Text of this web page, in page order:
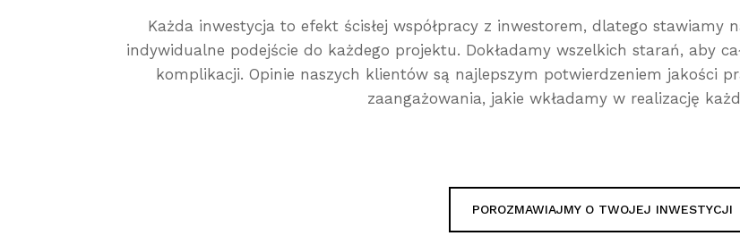
Każda inwestycja to efekt ścisłej współpracy z inwestorem, dlatego
indywidualne podejście do każdego projektu. Dokładamy wszelkich starań, aby
komplikacji. Opinie naszych klientów są najlepszym potwierdzeniem jakości
zaangażowania, jakie wkładamy w realizację
POROZMAWIAJMY O TWOJEJ INWESTYCJI